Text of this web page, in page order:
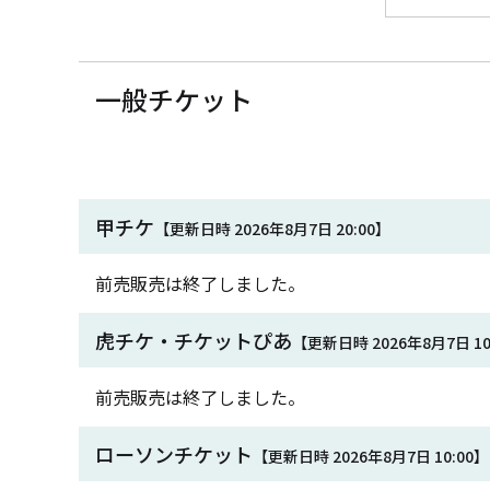
一般チケット
甲チケ 【更新日時 2026年8月7日 20:00】
前売販売は終了しました。
虎チケ・チケットぴあ 【更新日時 2026年8月7日
前売販売は終了しました。
ローソンチケット 【更新日時 2026年8月7日 10:00】